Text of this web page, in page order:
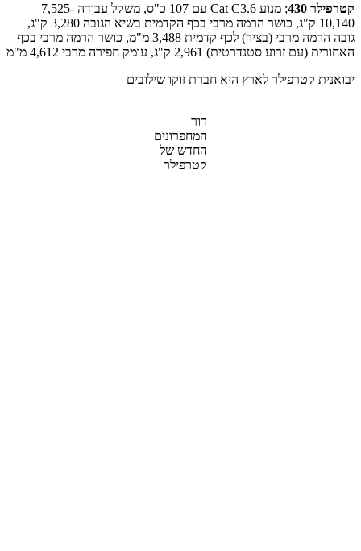
קטרפילר 430
; מנוע Cat C3.6 עם 107 כ"ס, משקל עבודה 7,525-
10,140 ק"ג, כושר הרמה מרבי בכף הקדמית בשיא הגובה 3,280 ק"ג,
גובה הרמה מרבי (בציר) לכף קדמית 3,488 מ"מ, כושר הרמה מרבי בכף
האחורית (עם זרוע סטנדרטית) 2,961 ק"ג, עומק חפירה מרבי 4,612 מ"מ
יבואנית קטרפילר לארץ היא חברת זוקו שילובים
דור
המחפרונים
החדש של
קטרפילר